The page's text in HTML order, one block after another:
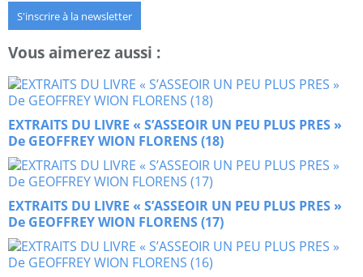
S'inscrire à la newsletter
Vous aimerez aussi :
EXTRAITS DU LIVRE « S’ASSEOIR UN PEU PLUS PRES »
De GEOFFREY WION FLORENS (18)
EXTRAITS DU LIVRE « S’ASSEOIR UN PEU PLUS PRES »
De GEOFFREY WION FLORENS (17)